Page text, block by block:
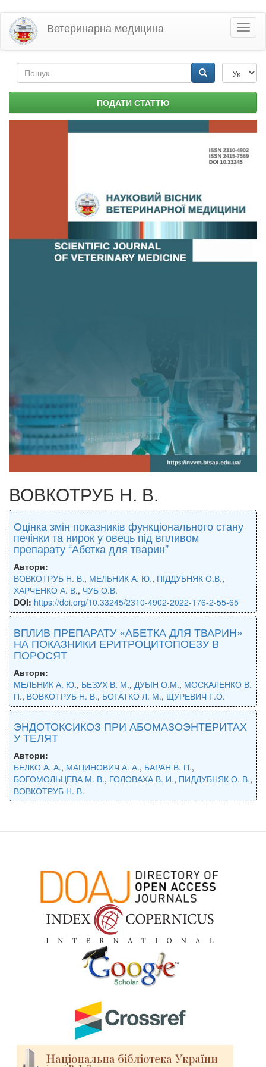
Перейти
основного
матеріалу
Ветеринарна медицина
Пошукова
форма ПОДАТИ СТАТТЮ
ВОВКОТРУБ Н. В.
Оцінка змін показників функціонального стану
печінки та нирок у овець під впливом
препарату “Абетка для тварин”
Автори:
ВОВКОТРУБ Н. В., МЕЛЬНИК А. Ю., ПІДДУБНЯК О.В.,
ХАРЧЕНКО А. В., ЧУБ О.В.
DOI: https://doi.org/10.33245/2310-4902-2022-176-2-55-65
ВПЛИВ ПРЕПАРАТУ «АБЕТКА ДЛЯ ТВАРИН»
НА ПОКАЗНИКИ ЕРИТРОЦИТОПОЕЗУ В
ПОРОСЯТ
Автори:
МЕЛЬНИК А. Ю., БЕЗУХ В. М., ДУБІН О.М., МОСКАЛЕНКО В.
П., ВОВКОТРУБ Н. В., БОГАТКО Л. М., ЩУРЕВИЧ Г.О.
ЭНДОТОКСИКОЗ ПРИ АБОМАЗОЭНТЕРИТАХ
У ТЕЛЯТ
Автори:
БЕЛКО А. А., МАЦИНОВИЧ А. А., БАРАН В. П.,
БОГОМОЛЬЦЕВА М. В., ГОЛОВАХА В. И., ПИДДУБНЯК О. В.,
ВОВКОТРУБ Н. В.